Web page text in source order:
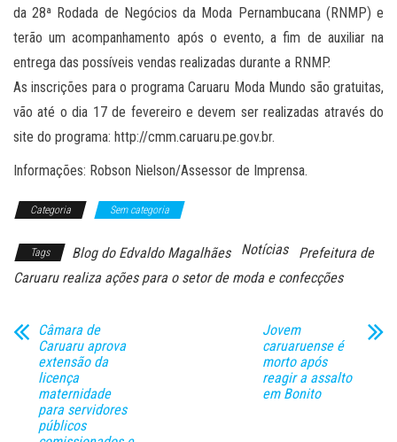
da 28ª Rodada de Negócios da Moda Pernambucana (RNMP) e
terão um acompanhamento após o evento, a fim de auxiliar na
entrega das possíveis vendas realizadas durante a RNMP.
As inscrições para o programa Caruaru Moda Mundo são gratuitas,
vão até o dia 17 de fevereiro e devem ser realizadas através do
site do programa: http://cmm.caruaru.pe.gov.br.
Informações: Robson Nielson/Assessor de Imprensa.
Categoria Sem categoria
Tags Blog do Edvaldo Magalhães Notícias
Prefeitura de
Caruaru realiza ações para o setor de moda e confecções
Câmara de
Caruaru aprova
extensão da
licença
maternidade
para servidores
públicos
Jovem
caruaruense é
morto após
reagir a assalto
em Bonito